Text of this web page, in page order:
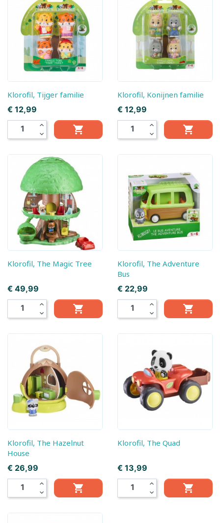
Klorofil, Tijger familie
Prijs
€ 12,99
expand_less
expand_more

Klorofil, Konijnen familie
Prijs
€ 12,99
expand_less
expand_more

Klorofil, The Magic Tree
Prijs
€ 49,99
expand_less
expand_more

Klorofil, The Adventure
Bus
Prijs
€ 22,99
expand_less
expand_more

Klorofil, The Hazelnut
House
Prijs
€ 26,99
expand_less
expand_more

Klorofil, The Quad
Prijs
€ 13,99
expand_less
expand_more
